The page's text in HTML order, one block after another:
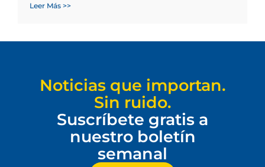
Leer Más >>
Noticias que importan.
Sin ruido.
Suscríbete gratis a
nuestro boletín
semanal